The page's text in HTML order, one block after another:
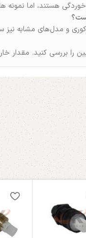
هستند، اما نمونه‌
و مدل‌های مشابه نیز
را بررسی کنید. مقدار